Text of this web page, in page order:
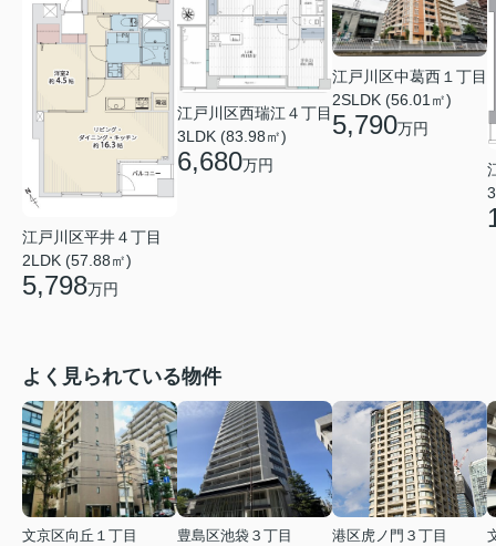
江戸川区平井４丁目
2LDK (57.88㎡)
5,798万円
江戸川区西瑞江４丁目
3LDK (83.98㎡)
6,680万円
江戸川区中葛西１丁目
2SLDK (56.01㎡)
5,790万円
よく見られている物件
文京区向丘１丁目
豊島区池袋３丁目
港区虎ノ門３丁目